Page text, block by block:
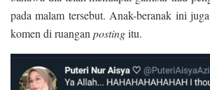
pada malam tersebut. Anak-beranak ini
komen di ruangan postingitu.